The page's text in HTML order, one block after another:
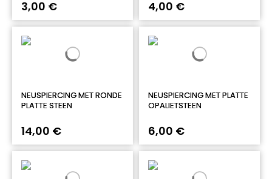
3,00 € 4,00 €
NEUSPIERCING MET RONDE
PLATTE STEEN
14,00 €
NEUSPIERCING MET PLATTE
OPALIETSTEEN
6,00 €